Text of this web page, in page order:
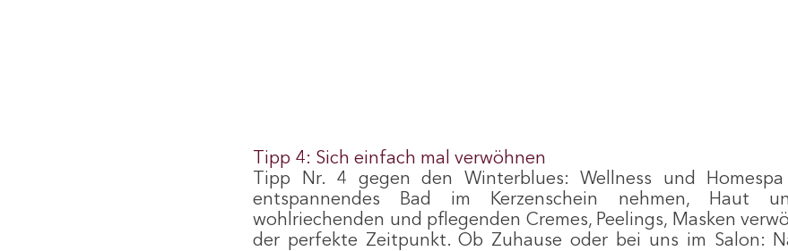
Tipp 4: Sich einfach mal verwöhnen
Tipp Nr. 4 gegen den Winterblues: Wellness und
entspannendes Bad im Kerzenschein nehmen, Haut
wohlriechenden und pflegenden Cremes, Peelings, Masken
der perfekte Zeitpunkt. Ob Zuhause oder bei uns im Salon: